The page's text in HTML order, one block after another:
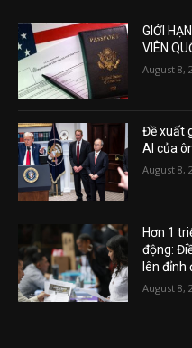
GIỚI
VIÊN
August 8,
Đề xuất
AI của
August 8,
Hơn 1
động:
lên đỉnh
August 8,